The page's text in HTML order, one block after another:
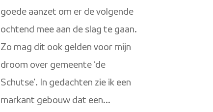
goede aanzet om er de volgende
ochtend mee aan de slag te gaan.
Zo mag dit ook gelden voor mijn
droom over gemeente ‘de
Schutse’. In gedachten zie ik een
markant gebouw dat een...